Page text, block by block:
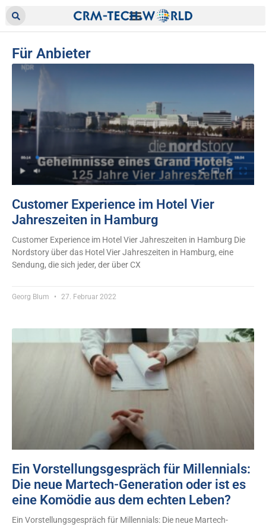
Für Anbieter
Customer Experience im Hotel Vier
Jahreszeiten in Hamburg
Customer Experience im Hotel Vier Jahreszeiten in Hamburg Die
Nordstory über das Hotel Vier Jahreszeiten in Hamburg, eine
Sendung, die sich jeder, der über CX
Georg Blum 27. Februar 2022
Ein Vorstellungsgespräch für Millennials:
Die neue Martech-Generation oder ist es
eine Komödie aus dem echten Leben?
Ein Vorstellungsgespräch für Millennials: Die neue Martech-